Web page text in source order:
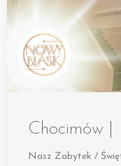
Chocimów |
Nasz Zabytek /